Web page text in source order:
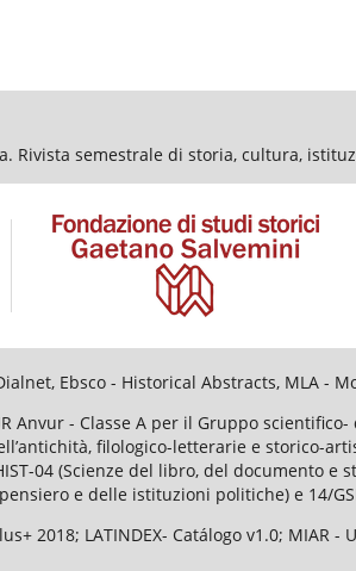
Rivista semestrale di storia, cultura,
Ebsco - Historical Abstracts, MLA -
Anvur - Classe A per il Gruppo
filologico-letterarie e storico-
04 (Scienze del libro, del documento e
pensiero e delle istituzioni politiche) e 14/
2018; LATINDEX- Catálogo v1.0; MIAR